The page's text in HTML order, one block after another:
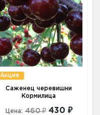
Акция
Саженец черевишни
Кормилица
Цена: 460 ₽ 430 ₽